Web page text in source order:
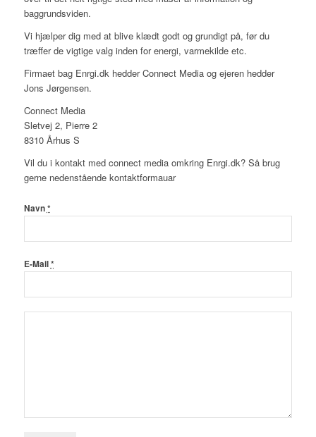
baggrundsviden.
Vi hjælper dig med at blive klædt godt og grundigt på, før du
træffer de vigtige valg inden for energi, varmekilde etc.
Firmaet bag Enrgi.dk hedder Connect Media og ejeren hedder
Jons Jørgensen.
Connect Media
Sletvej 2, Pierre 2
8310 Århus S
Vil du i kontakt med connect media omkring Enrgi.dk? Så brug
gerne nedenstående kontaktformauar
Navn*
E-Mail*